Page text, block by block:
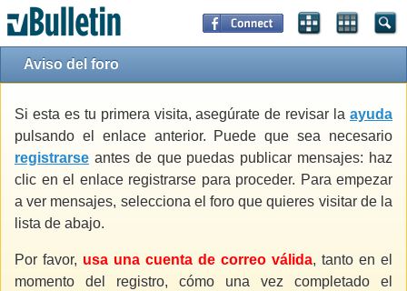
Aviso del foro
Si esta es tu primera visita, asegúrate de revisar la ayuda
pulsando el enlace anterior. Puede que sea necesario
registrarse antes de que puedas publicar mensajes: haz
clic en el enlace registrarse para proceder. Para empezar
a ver mensajes, selecciona el foro que quieres visitar de la
lista de abajo.
Por favor, usa una cuenta de correo válida, tanto en el
momento del registro, cómo una vez completado el